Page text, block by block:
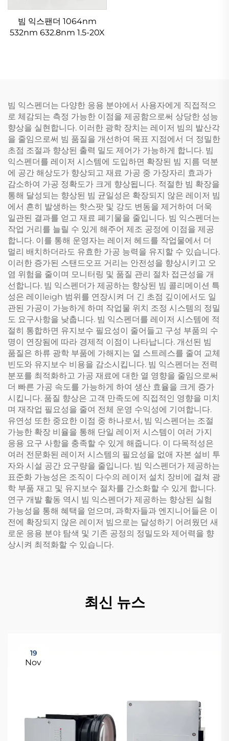
빔 익스팬더 1064nm
532nm 632.8nm 1.5-20X
빔 익스펜더는 다양한 응용 분야에서 사용자에게 직접적으
로 체감되는 측정 가능한 이점을 제공함으로써 상당한 성능
향상을 실현합니다. 이러한 광학 장치는 레이저 빔의 발산각
을 줄임으로써 빔 품질을 개선하여 목표 지점에서 더 정밀한
초점 조절과 향상된 출력 밀도 제어가 가능하게 합니다. 빔
익스펜더를 레이저 시스템에 도입하면 확장된 빔 지름 덕분
에 공간 해상도가 향상되고 재료 가공 중 가장자리 효과가
감소하여 가공 정확도가 크게 향상됩니다. 적절한 빔 확장을
통해 달성되는 향상된 빔 균일성은 확장되지 않은 레이저 빔
에서 흔히 발생하는 핫스팟 및 강도 변동을 제거하여 더욱
일관된 결과를 얻고 재료 폐기물을 줄입니다. 빔 익스펜더는
작업 거리를 늘릴 수 있게 해주어 제조 공정에 이점을 제공
합니다. 이를 통해 운영자는 레이저 헤드를 작업물에서 더
멀리 배치하더라도 유효한 가공 능력을 유지할 수 있습니다.
이러한 증가된 스탠드오프 거리는 안전성을 향상시키고 오
염 위험을 줄이며 모니터링 및 품질 관리 절차 접근성을 개
선합니다. 빔 익스펜더가 제공하는 향상된 빔 콜리메이션 특
성은 레이leigh 범위를 연장시켜 더 긴 초점 깊이에서도 일
관된 가공이 가능하게 하며 작업물 위치 조정 시스템의 정밀
도 요구사항을 낮춥니다. 빔 익스펜더를 레이저 시스템에 적
절히 통합하면 유지보수 필요성이 줄어들고 구성 부품의 수
명이 연장됨에 따라 경제적 이점이 나타납니다. 개선된 빔
품질은 하류 광학 부품에 가해지는 열 스트레스를 줄여 교체
빈도와 유지보수 비용을 감소시킵니다. 빔 익스펜더는 전력
분포를 최적화하고 가공 재료에 대한 열 영향을 줄임으로써
더 빠른 가공 속도를 가능하게 하여 생산 효율을 크게 증가
시킵니다. 품질 향상은 고객 만족도에 직접적인 영향을 미치
며 재작업 필요성을 줄여 전체 운영 수익성에 기여합니다.
유연성 또한 중요한 이점 중 하나로서, 빔 익스펜더는 조절
가능한 확장 비율을 통해 단일 레이저 시스템이 여러 가지
응용 요구 사항을 충족할 수 있게 해줍니다. 이 다목적성은
여러 전문화된 레이저 시스템의 필요성을 없애 자본 설비 투
자와 시설 공간 요구량을 줄입니다. 빔 익스펜더가 제공하는
표준화 가능성은 조직이 다수의 레이저 설치 장비에 걸쳐 광
학 부품 재고 및 유지보수 절차를 간소화할 수 있게 합니다.
연구 개발 활동 역시 빔 익스펜더가 제공하는 향상된 실험
가능성을 통해 혜택을 얻으며, 과학자들과 엔지니어들은 이
전에 확장되지 않은 레이저 빔으로는 달성하기 어려웠던 새
로운 응용 분야 탐색 및 기존 공정의 정밀도와 제어력을 향
상시켜 최적화할 수 있습니다.
최신 뉴스
19
Nov